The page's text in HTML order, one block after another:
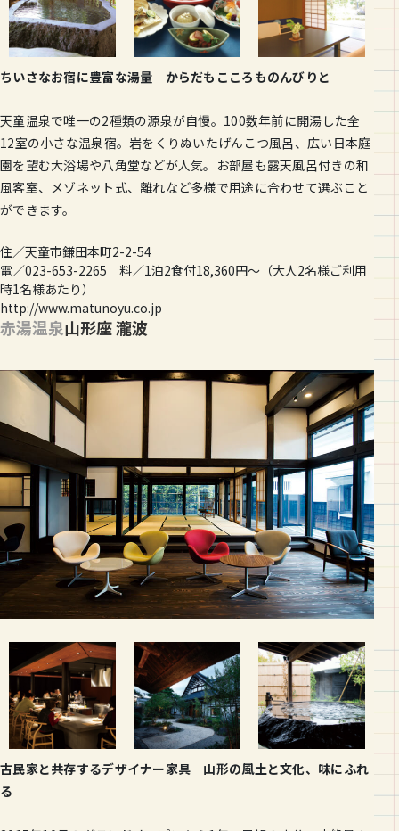
ちいさなお宿に豊富な湯量 からだもこころものんびりと
天童温泉で唯一の2種類の源泉が自慢。100数年前に開湯した全
12室の小さな温泉宿。岩をくりぬいたげんこつ風呂、広い日本庭
園を望む大浴場や八角堂などが人気。お部屋も露天風呂付きの和
風客室、メゾネット式、離れなど多様で用途に合わせて選ぶこと
ができます。
住／天童市鎌田本町2-2-54
電／023-653-2265 料／1泊2食付18,360円〜（大人2名様ご利用
時1名様あたり）
http://www.matunoyu.co.jp
赤湯温泉山形座 瀧波
古民家と共存するデザイナー家具 山形の風土と文化、味にふれ
る